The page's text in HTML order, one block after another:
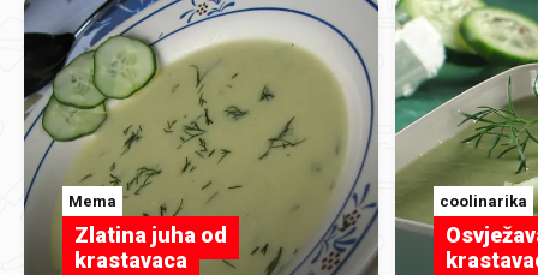
Mema
Zlatina juha od
krastavaca
coolinarika